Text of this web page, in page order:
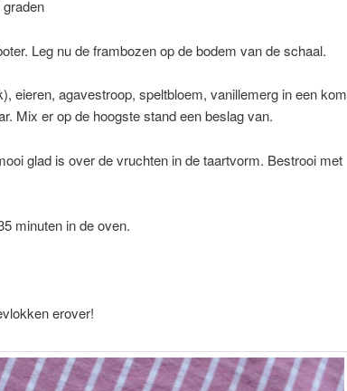
Leg nu de frambozen op de bodem van de schaal.
eieren, agavestroop, speltbloem, vanillemerg in een kom
Mix er op de hoogste stand een beslag van.
glad is over de vruchten in de taartvorm. Bestrooi met
minuten in de oven.
erover!